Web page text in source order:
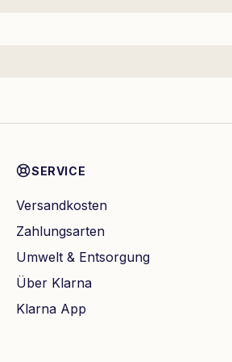
SERVICE
Versandkosten
Zahlungsarten
Umwelt & Entsorgung
Über Klarna
Klarna App